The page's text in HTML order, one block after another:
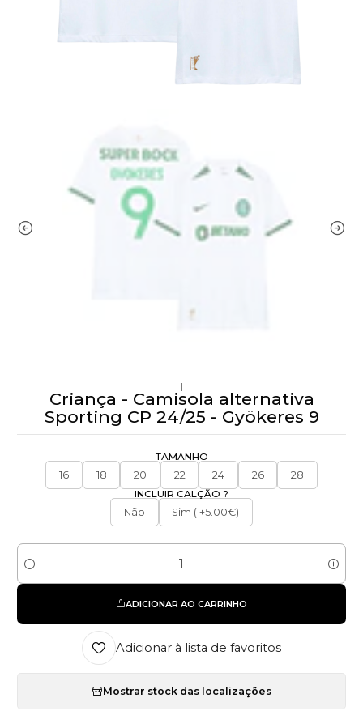
|
Criança - Camisola alternativa
Sporting CP 24/25 - Gyökeres 9
TAMANHO
16
18 20 22 24 26
28
INCLUIR CALÇÃO ?
Não
Sim ( +5.00€)
Quantidade
ADICIONAR AO CARRINHO
Adicionar à lista de favoritos
Mostrar stock das localizações